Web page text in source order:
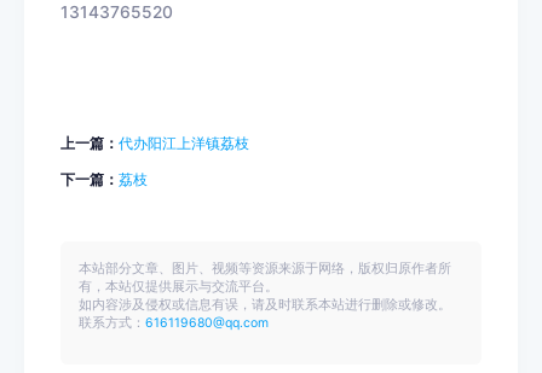
13143765520
上一篇： 代办阳江上洋镇荔枝
下一篇： 荔枝
本站部分文章、图片、视频等资源来源于网络，版权归原作者所
有，本站仅提供展示与交流平台。
如内容涉及侵权或信息有误，请及时联系本站进行删除或修改。
联系方式： 616119680@qq.com